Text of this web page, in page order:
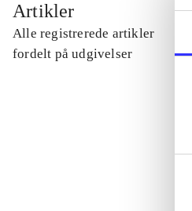
Artikler
Alle registrerede artikler
fordelt på udgivelser